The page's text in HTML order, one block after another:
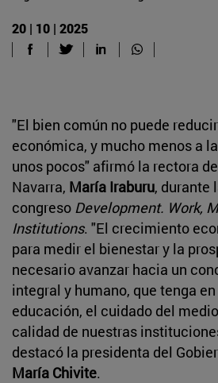
20 | 10 | 2025
"El bien común no puede
económica, y mucho menos a
unos pocos" afirmó la rectora
Navarra, María Iraburu, durante
congreso Development. Work,
Institutions. "El crecimiento
para medir el bienestar y la
necesario avanzar hacia un
integral y humano, que tenga
educación, el cuidado del
calidad de nuestras
destacó la presidenta del
María Chivite.